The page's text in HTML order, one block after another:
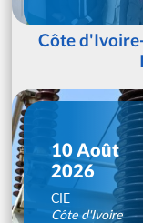
Côte
10 Août
2026
CIE
Côte d'Ivoire